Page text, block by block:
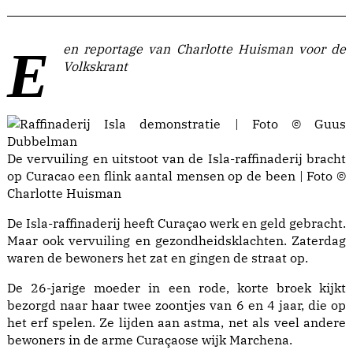
Een reportage van Charlotte Huisman voor de Volkskrant
De vervuiling en uitstoot van de Isla-raffinaderij bracht
op Curacao een flink aantal mensen op de been | Foto ©
Charlotte Huisman
De Isla-raffinaderij heeft Curaçao werk en geld gebracht.
Maar ook vervuiling en gezondheidsklachten. Zaterdag
waren de bewoners het zat en gingen de straat op.
De 26-jarige moeder in een rode, korte broek kijkt
bezorgd naar haar twee zoontjes van 6 en 4 jaar, die op
het erf spelen. Ze lijden aan astma, net als veel andere
bewoners in de arme Curaçaose wijk Marchena.